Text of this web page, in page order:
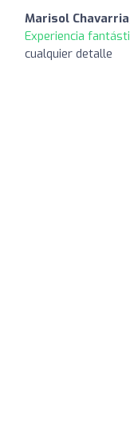
Marisol
Experiencia
cualquier detalle